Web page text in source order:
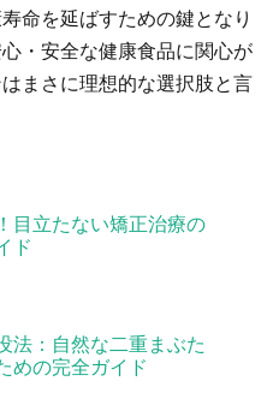
命を延ばすための鍵となり
・安全な健康食品に関心が
まさに理想的な選択肢と言
目立たない矯正治療の
ド
法：自然な二重まぶた
めの完全ガイド